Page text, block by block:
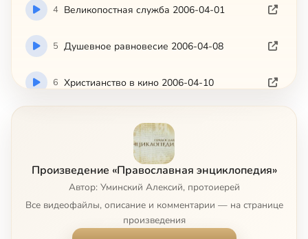
4 Великопостная служба 2006-04-01
5 Душевное равновесие 2006-04-08
6 Христианство в кино 2006-04-10
Разное 2006-04-22
Достоевский в кино и театре 2006-04-29
Брошенные дети 2006-05-13
Произведение «Православная энциклопедия»
Автор: Уминский Алексий, протоиерей
Все видеофайлы, описание и комментарии — на странице
произведения